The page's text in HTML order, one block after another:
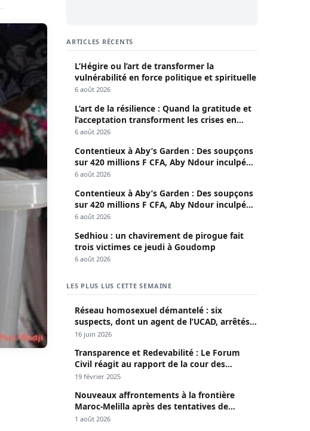
ARTICLES RÉCENTS
L’Hégire ou l’art de transformer la
vulnérabilité en force politique et spirituelle
6 août 2026
L’art de la résilience : Quand la gratitude et
l’acceptation transforment les crises en
opportunités
6 août 2026
Contentieux à Aby’s Garden : Des soupçons
sur 420 millions F CFA, Aby Ndour inculpée
pour abus de biens sociaux
6 août 2026
Contentieux à Aby’s Garden : Des soupçons
sur 420 millions F CFA, Aby Ndour inculpée
pour abus de biens sociaux
6 août 2026
Sedhiou : un chavirement de pirogue fait
trois victimes ce jeudi à Goudomp
6 août 2026
LES PLUS LUS CETTE SEMAINE
Réseau homosexuel démantelé : six
suspects, dont un agent de l’UCAD, arrêtés à
Keur Massar ; l’un avoue avoir propagé le
16 juin 2026
Transparence et Redevabilité : Le Forum
Civil réagit au rapport de la cour des
comptes
19 février 2025
Nouveaux affrontements à la frontière
Maroc-Melilla après des tentatives de
passage
1 août 2026